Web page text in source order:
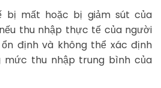
bị mất hoặc bị giảm sút của
thu nhập thực tế của người
định và không thể xác định
thu nhập trung bình của